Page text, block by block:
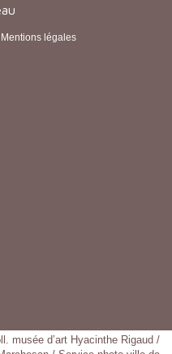
Mentions légales
musée d’art Hyacinthe Rigaud /